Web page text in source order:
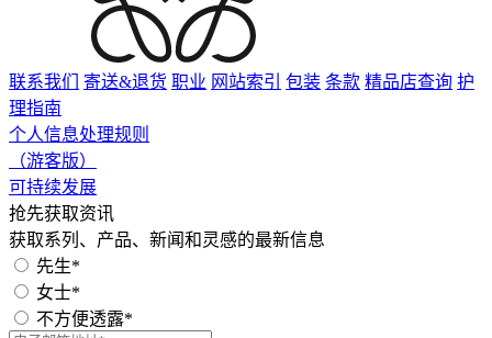
联系我们 寄送&退货 职业 网站索引 包装 条款 精品店查询 护
理指南
个人信息处理规则
（游客版）
可持续发展
抢先获取资讯
获取系列、产品、新闻和灵感的最新信息
先生*
女士*
不方便透露*